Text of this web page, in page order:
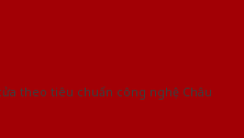
theo tiêu chuẩn công nghệ Châu